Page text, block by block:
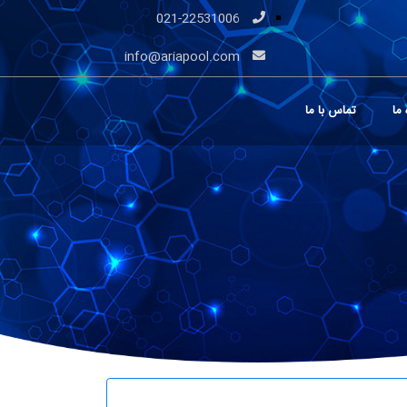
info@ariapool.com
ما تماس با ما